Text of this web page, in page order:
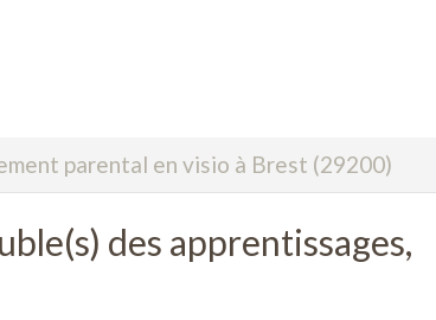
parental en visio à Brest (29200)
des apprentissages,